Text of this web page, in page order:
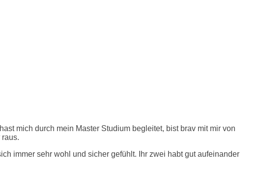
mich durch mein Master Studium begleitet, bist brav mit mir von
immer sehr wohl und sicher gefühlt. Ihr zwei habt gut aufeinander